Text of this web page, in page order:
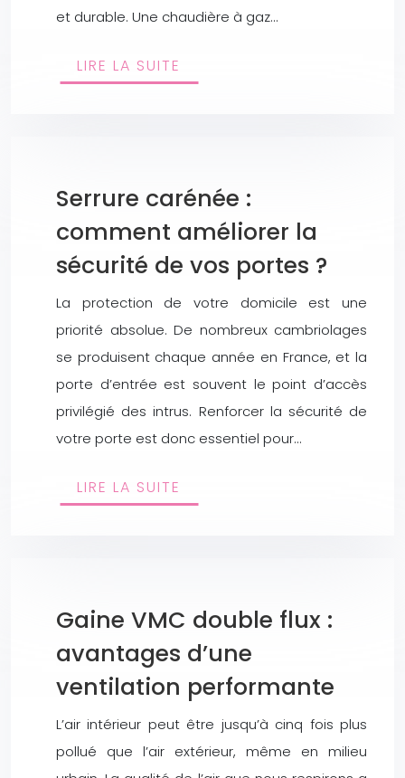
et durable. Une chaudière à gaz…
LIRE LA SUITE
Serrure carénée :
comment améliorer la
sécurité de vos portes ?
La protection de votre domicile est une
priorité absolue. De nombreux cambriolages
se produisent chaque année en France, et la
porte d’entrée est souvent le point d’accès
privilégié des intrus. Renforcer la sécurité de
votre porte est donc essentiel pour…
LIRE LA SUITE
Gaine VMC double flux :
avantages d’une
ventilation performante
L’air intérieur peut être jusqu’à cinq fois plus
pollué que l’air extérieur, même en milieu